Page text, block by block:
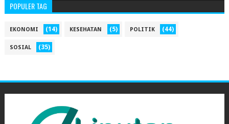
POPULER TAG
EKONOMI (14) KESEHATAN (5) POLITIK (44)
SOSIAL (35)